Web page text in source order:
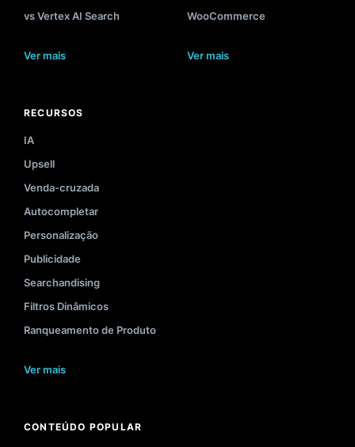
vs Vertex AI Search
Ver mais
WooCommerce
Ver mais
RECURSOS
IA
Upsell
Venda-cruzada
Autocompletar
Personalização
Publicidade
Searchandising
Filtros Dinâmicos
Ranqueamento de Produto
Ver mais
CONTEÚDO POPULAR